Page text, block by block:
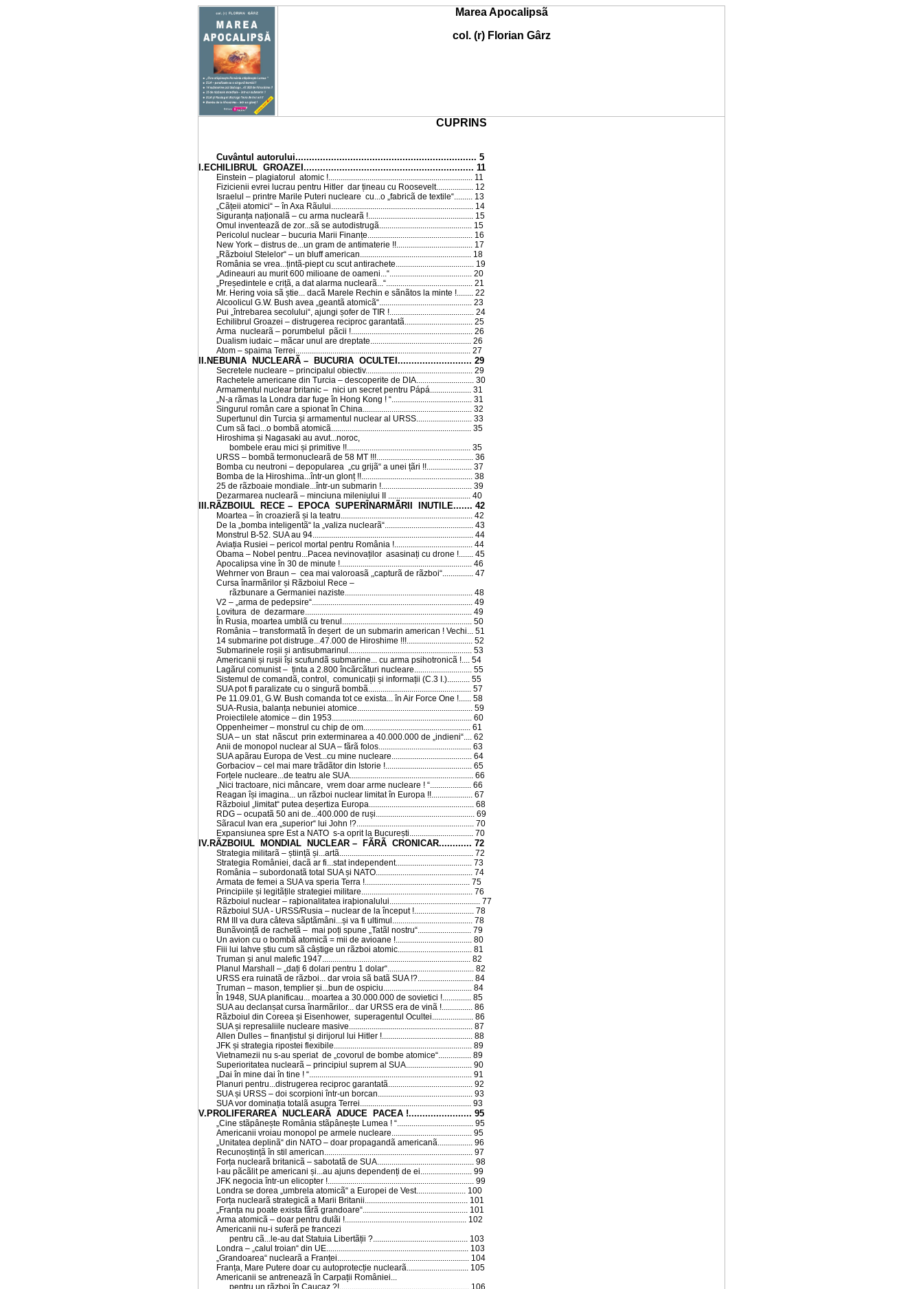
Marea Apocalipsã
col. (r) Florian Gârz
CUPRINS
Cuvântul autorului..................................................................5
I.ECHILIBRUL GROAZEI.............................................................. 11
Einstein – plagiatorul atomic !
11
Fizicienii evrei lucrau pentru Hitler dar țineau cu Roosevelt...
12
Israelul – printre Marile Puteri nucleare cu...o „fabricã de textile“
13
„Cãțeii atomici“ – în Axa Rãului...
14
Siguranța naționalã – cu arma nuclearã !
15
Omul inventeazã de zor...sã se autodistrugã
15
Pericolul nuclear – bucuria Marii Finanțe...
16
New York – distrus de...un gram de antimaterie !!
17
„Rãzboiul Stelelor“ – un bluff american...
18
România se vrea...țintã-piept cu scut antirachete
19
„Adineauri au murit 600 milioane de oameni...“ ........................................20
„Președintele e crițã, a dat alarma nuclearã...“ ..........................................21
Mr. Hering voia sã știe... dacã Marele Rechin e sãnãtos la minte ! ........22
Alcoolicul G.W. Bush avea „geantã atomicã“...
..........................................23
Pui „întrebarea secolului“, ajungi șofer de TIR ! .........................................24
Echilibrul Groazei – distrugerea reciproc garantatã
.................................25
Arma nuclearã – porumbelul pãcii ! ...........................................................26
Dualism iudaic – mãcar unul are dreptate...
..............................................26
Atom – spaima Terrei
.....................................................................................27
II.NEBUNIA NUCLEARÃ – BUCURIA OCULTEI........................... 29
Secretele nucleare – principalul obiectiv....................................................29
Rachetele americane din Turcia – descoperite de DIA ............................30
Armamentul nuclear britanic – nici un secret pentru Pápá...
.................31
„N-a rãmas la Londra dar fuge în Hong Kong ! “ .......................................31
Singurul român care a spionat în China
.....................................................32
Supertunul din Turcia și armamentul nuclear al URSS ...........................33
Cum sã faci...o bombã atomicã
....................................................................35
Hiroshima și Nagasaki au avut...noroc,
bombele erau mici și primitive !! ............................................................35
URSS – bombã termonuclearã de 58 MT !!! ...............................................36
Bomba cu neutroni – depopularea „cu grijã“ a unei țãri !! ......................37
Bomba de la Hiroshima...într-un glonț !! ......................................................38
25 de rãzboaie mondiale...într-un submarin ! ............................................39
Dezarmarea nuclearã – minciuna mileniului II ...
.....................................40
III.RÃZBOIUL RECE – EPOCA SUPERÎNARMÃRII INUTILE....... 42
Moartea – în croazierã și la teatru... .............................................................42
De la „bomba inteligentã“ la „valiza nuclearã“ ...........................................43
Monstrul B-52. SUA au 94...
...........................................................................44
Aviația Rusiei – pericol mortal pentru România ! ......................................44
Obama – Nobel pentru...Pacea nevinovaților asasinați cu drone ! .......45
Apocalipsa vine în 30 de minute ! ................................................................46
Wehrner von Braun – cea mai valoroasã
„capturã de rãzboi“ ...............47
Cursa înarmãrilor și Rãzboiul Rece –
rãzbunare a Germaniei naziste...
...........................................................48
V2 – „arma de pedepsire“ ..............................................................................49
Lovitura de dezarmare
.................................................................................49
În Rusia, moartea umblã cu trenul...
............................................................50
România – transformatã în deșert de un submarin american ! Vechi...
51
14 submarine pot distruge...47.000 de Hiroshime !!! ................................52
Submarinele roșii și antisubmarinul
............................................................53
Americanii și rușii își scufundã submarine... cu arma psihotronicã ! ....54
Lagãrul comunist – ținta a 2.800 încãrcãturi nucleare...
.........................55
Sistemul de comandã, control, comunicații și informații (C.3 I.) ...........55
SUA pot fi paralizate cu o singurã bombã...
...............................................57
Pe 11.09.01, G.W. Bush comanda tot ce exista... în Air Force One ! ......58
SUA-Rusia, balanța nebuniei atomice
........................................................59
Proiectilele atomice – din 1953 ....................................................................60
Oppenheimer – monstrul cu chip de om ....................................................61
SUA – un stat nãscut prin exterminarea a 40.000.000 de „indieni“ ....62
Anii de monopol nuclear al SUA – fãrã folos...
..........................................63
SUA apãrau Europa de Vest...cu mine nucleare
.......................................64
Gorbaciov – cel mai mare trãdãtor din Istorie ! ..........................................65
Forțele nucleare...de teatru ale SUA ............................................................66
„Nici tractoare, nici mâncare, vrem doar arme nucleare ! “ ....................66
Reagan își imagina... un rãzboi nuclear limitat în Europa !! ....................67
Rãzboiul „limitat“ putea deșertiza Europa...
................................................68
RDG – ocupatã 50 ani de...400.000 de ruși
................................................69
Sãracul Ivan era „superior“ lui John !? .........................................................70
Expansiunea spre Est a NATO s-a oprit la București...
............................70
IV.RÃZBOIUL MONDIAL NUCLEAR – FÃRÃ CRONICAR............ 72
Strategia militarã – științã și...artã .................................................................72
Strategia României, dacã ar fi...stat independent.....................................73
România – subordonatã total SUA și NATO...
............................................74
Armata de femei a SUA va speria Terra ! ...................................................75
Principiile și legitãțile strategiei militare
......................................................76
Rãzboiul nuclear – raþionalitatea iraþionalului
............................................77
Rãzboiul SUA - URSS/Rusia – nuclear de la început ! .............................78
RM III va dura câteva sãptãmâni...și va fi ultimul
.......................................78
Bunãvoințã de rachetã – mai poți spune „Tatãl nostru“...
.......................79
Un avion cu o bombã atomicã = mii de avioane ! .....................................80
Fiii lui Iahve știu cum sã câștige un rãzboi atomic...
.................................81
Truman și anul malefic 1947
........................................................................82
Planul Marshall – „dați 6 dolari pentru 1 dolar“ ..........................................82
URSS era ruinatã de rãzboi... dar vroia sã batã SUA !? ...........................84
Truman – mason, templier și...bun de ospiciu
...........................................84
În 1948, SUA planificau... moartea a 30.000.000 de sovietici ! ..............85
SUA au declanșat cursa înarmãrilor... dar URSS era de vinã ! ...............86
Rãzboiul din Coreea și Eisenhower, superagentul Ocultei
....................86
SUA și represaliile nucleare masive
............................................................87
Allen Dulles – finanțistul și dirijorul lui Hitler ! ............................................88
JFK și strategia ripostei flexibile
...................................................................89
Vietnamezii nu s-au speriat de „covorul de bombe atomice“ ................89
Superioritatea nuclearã – principiul suprem al SUA ................................90
„Dai în mine dai în tine ! “ ...............................................................................91
Planuri pentru...distrugerea reciproc garantatã
.........................................92
SUA și URSS – doi scorpioni într-un borcan...
...........................................93
SUA vor dominația totalã asupra Terrei...
...................................................93
V.PROLIFERAREA NUCLEARÃ ADUCE PACEA !....................... 95
„Cine stãpânește România stãpânește Lumea ! “ .....................................95
Americanii vroiau monopol pe armele nucleare...
....................................95
„Unitatea deplinã“ din NATO – doar propagandã americanã
.................96
Recunoștințã în stil american...
.....................................................................97
Forța nuclearã britanicã – sabotatã de SUA ...............................................98
I-au pãcãlit pe americani și...au ajuns dependenți de ei...
......................99
JFK negocia într-un elicopter ! .......................................................................99
Londra se dorea „umbrela atomicã“ a Europei de Vest........................ 100
Forța nuclearã strategicã a Marii Britanii
101
„Franța nu poate exista fãrã grandoare“
101
Arma atomicã – doar pentru dulãi !
102
Americanii nu-i suferã pe francezi
pentru cã...le-au dat Statuia Libertãții ?
103
Londra – „calul troian“ din UE
103
„Grandoarea“ nuclearã a Franței
104
Franța, Mare Putere doar cu autoprotecție nuclearã
105
Americanii se antreneazã în Carpații României...
pentru un rãzboi în Caucaz ?!
106